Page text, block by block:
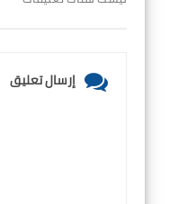
إرسال تعليق